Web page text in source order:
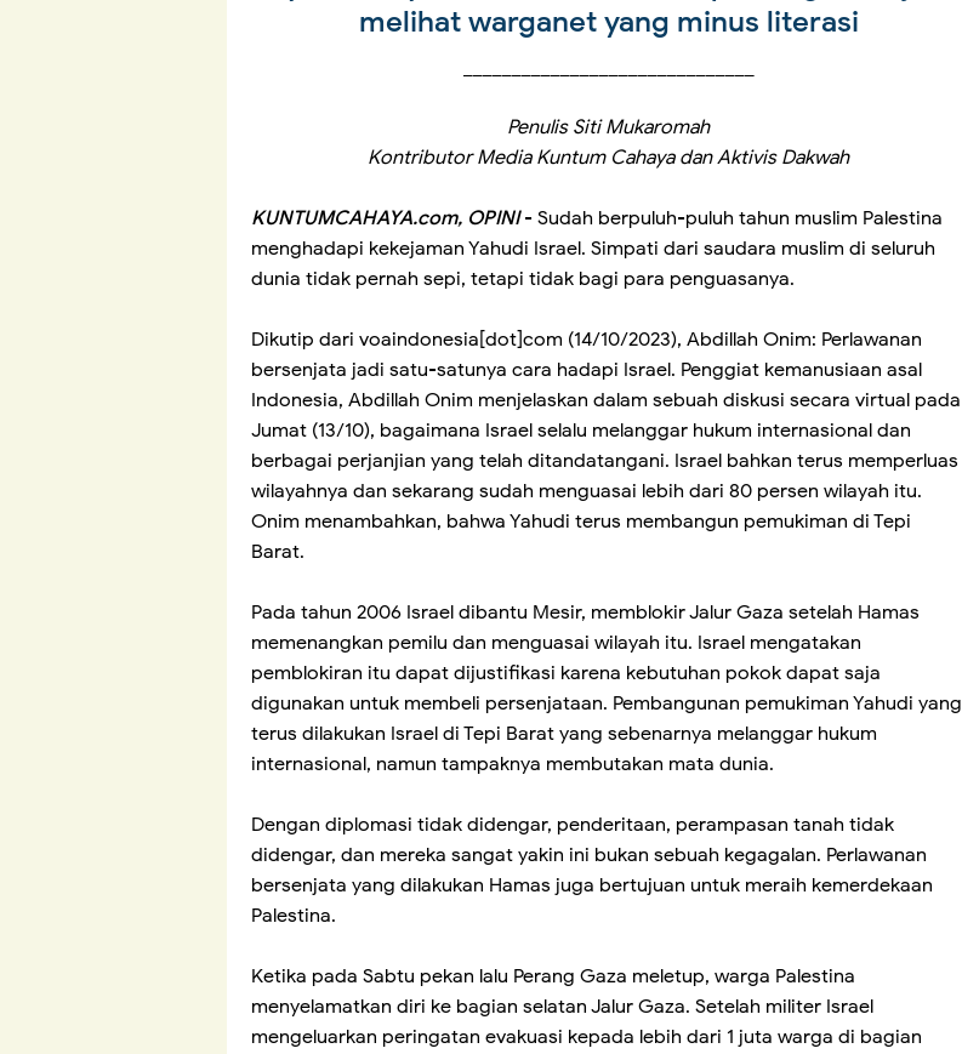
melihat warganet yang minus literasi
Penulis Siti Mukaromah
Kontributor Media Kuntum Cahaya dan Aktivis Dakwah
KUNTUMCAHAYA.com, OPINI- Sudah berpuluh-puluh tahun muslim Palestina
menghadapi kekejaman Yahudi Israel. Simpati dari saudara muslim di seluruh
dunia tidak pernah sepi, tetapi tidak bagi para penguasanya.
Dikutip dari voaindonesia[dot]com (14/10/2023), Abdillah Onim: Perlawanan
bersenjata jadi satu-satunya cara hadapi Israel. Penggiat kemanusiaan asal
Indonesia, Abdillah Onim menjelaskan dalam sebuah diskusi secara virtual pada
Jumat (13/10), bagaimana Israel selalu melanggar hukum internasional dan
berbagai perjanjian yang telah ditandatangani. Israel bahkan terus memperluas
wilayahnya dan sekarang sudah menguasai lebih dari 80 persen wilayah itu.
Onim menambahkan, bahwa Yahudi terus membangun pemukiman di Tepi
Barat.
Pada tahun 2006 Israel dibantu Mesir, memblokir Jalur Gaza setelah Hamas
memenangkan pemilu dan menguasai wilayah itu. Israel mengatakan
pemblokiran itu dapat dijustifikasi karena kebutuhan pokok dapat saja
digunakan untuk membeli persenjataan. Pembangunan pemukiman Yahudi yang
terus dilakukan Israel di Tepi Barat yang sebenarnya melanggar hukum
internasional, namun tampaknya membutakan mata dunia.
Dengan diplomasi tidak didengar, penderitaan, perampasan tanah tidak
didengar, dan mereka sangat yakin ini bukan sebuah kegagalan. Perlawanan
bersenjata yang dilakukan Hamas juga bertujuan untuk meraih kemerdekaan
Palestina.
Ketika pada Sabtu pekan lalu Perang Gaza meletup, warga Palestina
menyelamatkan diri ke bagian selatan Jalur Gaza. Setelah militer Israel
mengeluarkan peringatan evakuasi kepada lebih dari 1 juta warga di bagian